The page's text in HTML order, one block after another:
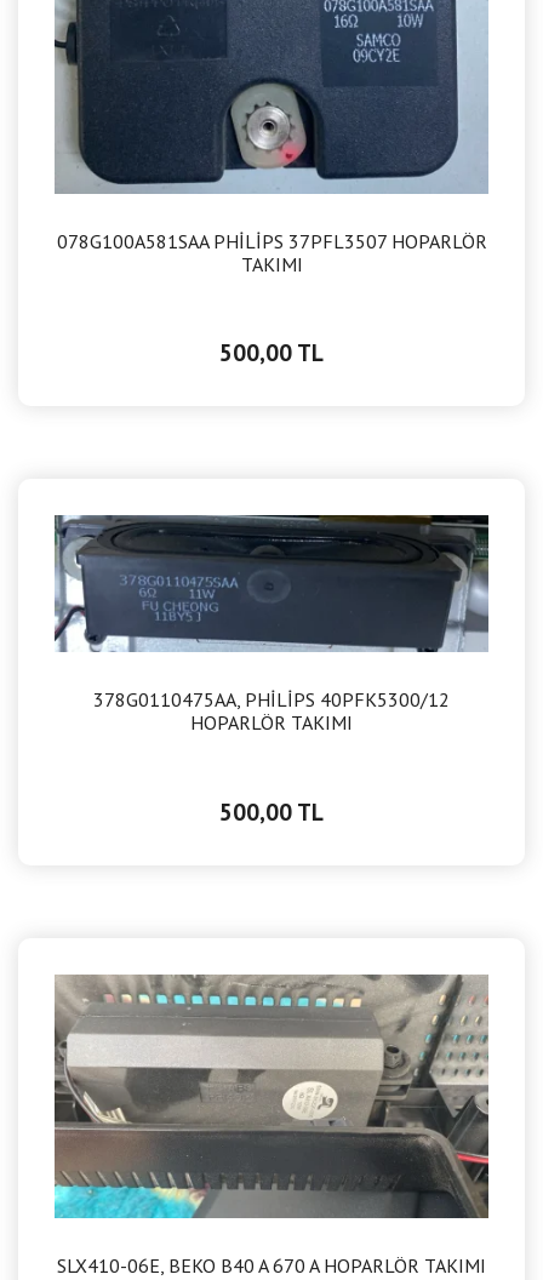
078G100A581SAA PHİLİPS 37PFL3507 HOPARLÖR
TAKIMI
500,00 TL
378G0110475AA, PHİLİPS 40PFK5300/12
HOPARLÖR TAKIMI
500,00 TL
SLX410-06E, BEKO B40 A 670 A HOPARLÖR TAKIMI